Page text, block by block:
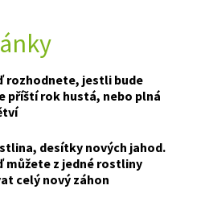
rozhodnete, jestli bude
příští rok hustá, nebo plná
desítky nových jahod.
můžete z jedné rostliny
celý nový záhon